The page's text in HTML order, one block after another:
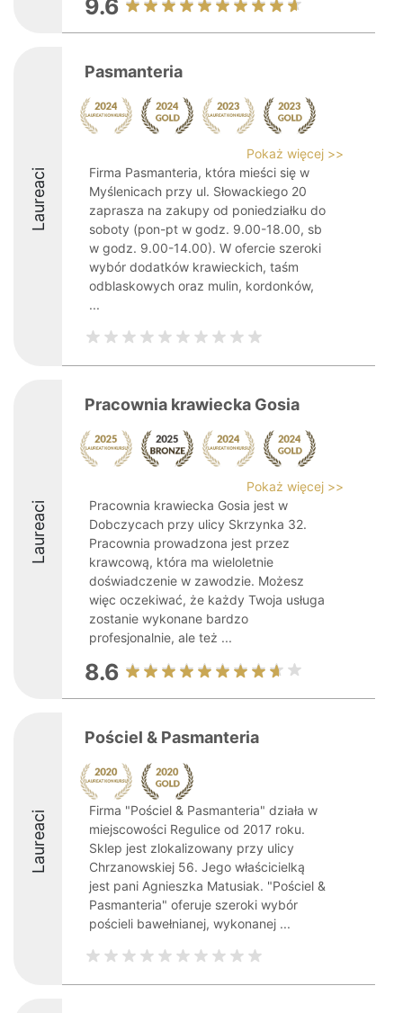
9.6
Laureaci
Pasmanteria
Pokaż więcej >>
Firma Pasmanteria, która mieści się w
Myślenicach przy ul. Słowackiego 20
zaprasza na zakupy od poniedziałku do
soboty (pon-pt w godz. 9.00-18.00, sb
w godz. 9.00-14.00). W ofercie szeroki
wybór dodatków krawieckich, taśm
odblaskowych oraz mulin, kordonków,
...
Laureaci
Pracownia krawiecka Gosia
Pokaż więcej >>
Pracownia krawiecka Gosia jest w
Dobczycach przy ulicy Skrzynka 32.
Pracownia prowadzona jest przez
krawcową, która ma wieloletnie
doświadczenie w zawodzie. Możesz
więc oczekiwać, że każdy Twoja usługa
zostanie wykonane bardzo
profesjonalnie, ale też ...
8.6
Laureaci
Pościel & Pasmanteria
Firma "Pościel & Pasmanteria" działa w
miejscowości Regulice od 2017 roku.
Sklep jest zlokalizowany przy ulicy
Chrzanowskiej 56. Jego właścicielką
jest pani Agnieszka Matusiak. "Pościel &
Pasmanteria" oferuje szeroki wybór
pościeli bawełnianej, wykonanej ...